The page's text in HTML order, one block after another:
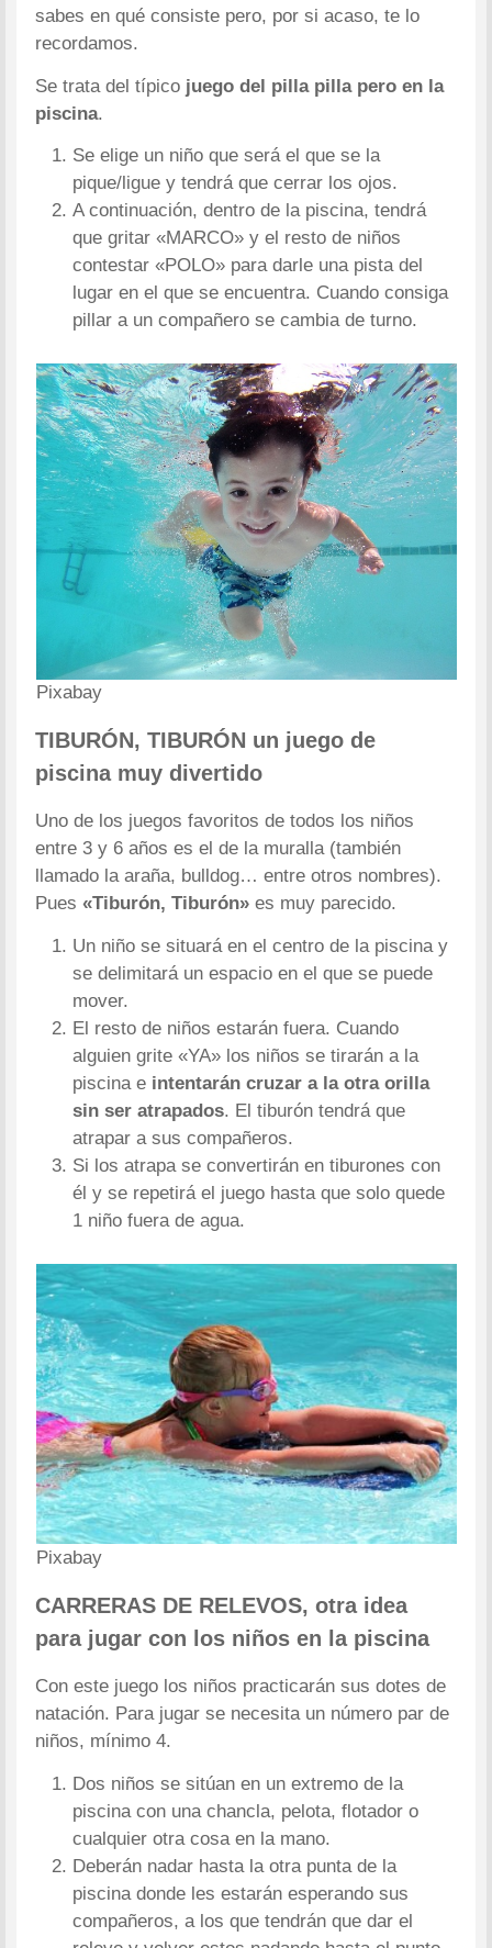
sabes en qué consiste pero, por si acaso, te lo
recordamos.
Se trata del típico juego del pilla pilla pero en la
piscina.
Se elige un niño que será el que se la
pique/ligue y tendrá que cerrar los ojos.
A continuación, dentro de la piscina, tendrá
que gritar «MARCO» y el resto de niños
contestar «POLO» para darle una pista del
lugar en el que se encuentra. Cuando consiga
pillar a un compañero se cambia de turno.
Pixabay
TIBURÓN, TIBURÓN un juego de
piscina muy divertido
Uno de los juegos favoritos de todos los niños
entre 3 y 6 años es el de la muralla (también
llamado la araña, bulldog… entre otros nombres).
Pues«Tiburón, Tiburón» es muy parecido.
Un niño se situará en el centro de la piscina y
se delimitará un espacio en el que se puede
mover.
El resto de niños estarán fuera. Cuando
alguien grite «YA» los niños se tirarán a la
piscina e intentarán cruzar a la otra orilla
sin ser atrapados. El tiburón tendrá que
atrapar a sus compañeros.
Si los atrapa se convertirán en tiburones con
él y se repetirá el juego hasta que solo quede
1 niño fuera de agua.
Pixabay
CARRERAS DE RELEVOS, otra idea
para jugar con los niños en la piscina
Con este juego los niños practicarán sus dotes de
natación. Para jugar se necesita un número par de
niños, mínimo 4.
Dos niños se sitúan en un extremo de la
piscina con una chancla, pelota, flotador o
cualquier otra cosa en la mano.
Deberán nadar hasta la otra punta de la
piscina donde les estarán esperando sus
compañeros, a los que tendrán que dar el